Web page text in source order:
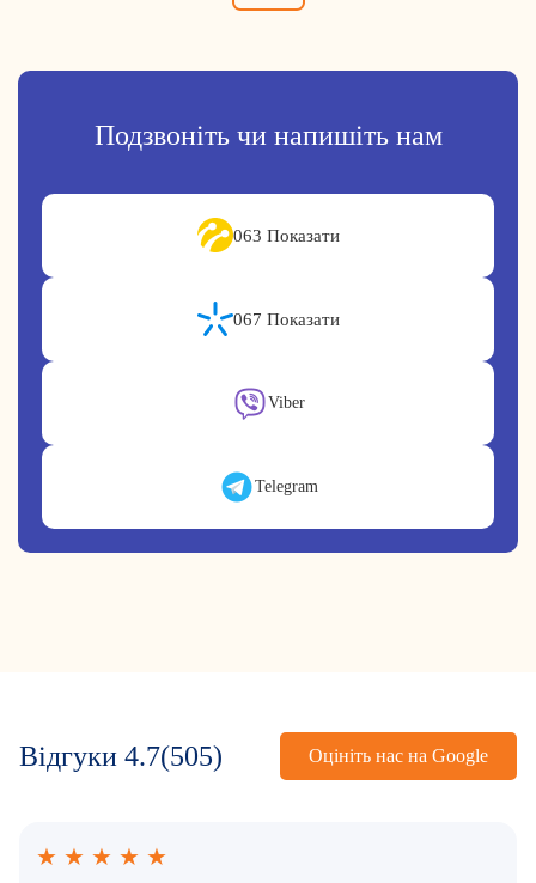
Подзвоніть чи напишіть нам
063 Показати
067 Показати
Viber
Telegram
Відгуки 4.7(505) Оцініть нас на Google
★ ★ ★ ★ ★